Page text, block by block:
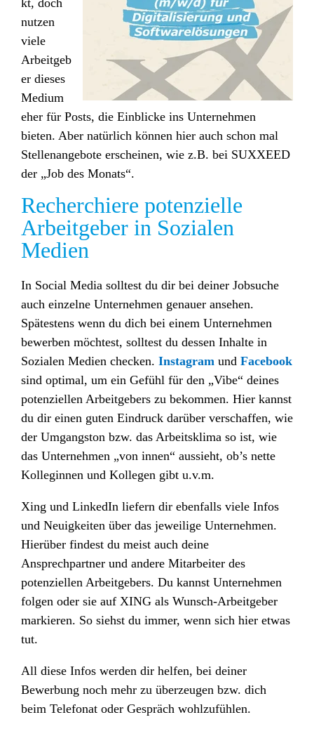
nutzen
viele
Arbeitgeb
er dieses
Medium
eher für Posts, die Einblicke ins Unternehmen
bieten. Aber natürlich können hier auch schon mal
Stellenangebote erscheinen, wie z.B. bei SUXXEED
der „Job des Monats“.
Recherchiere potenzielle
Arbeitgeber in Sozialen
Medien
In Social Media solltest du dir bei deiner Jobsuche
auch einzelne Unternehmen genauer ansehen.
Spätestens wenn du dich bei einem Unternehmen
bewerben möchtest, solltest du dessen Inhalte in
Sozialen Medien checken. Instagram und Facebook
sind optimal, um ein Gefühl für den „Vibe“ deines
potenziellen Arbeitgebers zu bekommen. Hier kannst
du dir einen guten Eindruck darüber verschaffen, wie
der Umgangston bzw. das Arbeitsklima so ist, wie
das Unternehmen „von innen“ aussieht, ob’s nette
Kolleginnen und Kollegen gibt u.v.m.
Xing und LinkedIn liefern dir ebenfalls viele Infos
und Neuigkeiten über das jeweilige Unternehmen.
Hierüber findest du meist auch deine
Ansprechpartner und andere Mitarbeiter des
potenziellen Arbeitgebers. Du kannst Unternehmen
folgen oder sie auf XING als Wunsch-Arbeitgeber
markieren. So siehst du immer, wenn sich hier etwas
tut.
All diese Infos werden dir helfen, bei deiner
Bewerbung noch mehr zu überzeugen bzw. dich
beim Telefonat oder Gespräch wohlzufühlen.